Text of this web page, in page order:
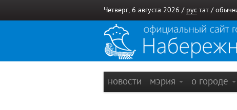
Четверг, 6 августа 2026 / рус тат /
новости мэрия о городе